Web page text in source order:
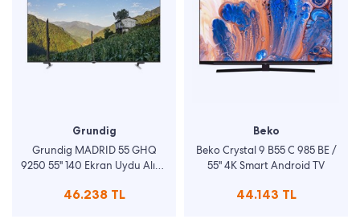
Grundig
Grundig MADRID 55 GHQ
9250 55'' 140 Ekran Uydu Alıcılı
46.238 TL
Beko
Beko Crystal 9 B55 C 985 BE /
55" 4K Smart Android TV
44.143 TL